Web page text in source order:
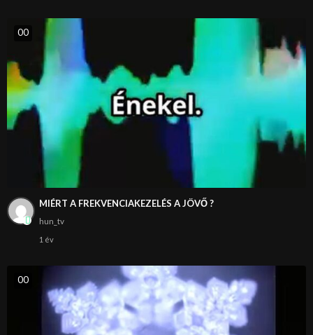
00
MIÉRT A FREKVENCIAKEZELÉS A JÖVŐ ?
hun_tv
1 év
00